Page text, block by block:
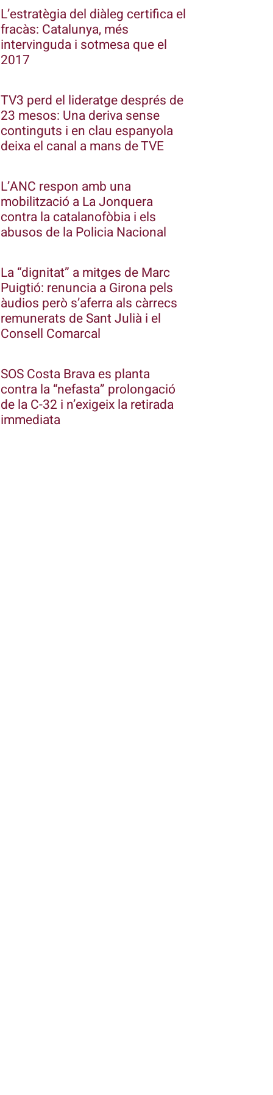
L’estratègia del diàleg certifica el
fracàs: Catalunya, més
intervinguda i sotmesa que el
2017
TV3 perd el lideratge després de
23 mesos: Una deriva sense
continguts i en clau espanyola
deixa el canal a mans de TVE
L’ANC respon amb una
mobilització a La Jonquera
contra la catalanofòbia i els
abusos de la Policia Nacional
La “dignitat” a mitges de Marc
Puigtió: renuncia a Girona pels
àudios però s’aferra als càrrecs
remunerats de Sant Julià i el
Consell Comarcal
SOS Costa Brava es planta
contra la “nefasta” prolongació
de la C-32 i n’exigeix la retirada
immediata